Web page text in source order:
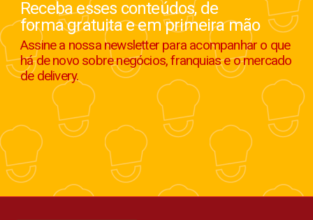
Receba esses conteúdos, de
forma gratuita e em primeira mão
Assine a nossa newsletter para acompanhar o que
há de novo sobre negócios, franquias e o mercado
de delivery.